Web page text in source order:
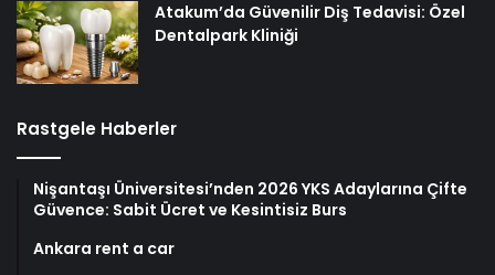
Atakum’da Güvenilir Diş Tedavisi: Özel
Dentalpark Kliniği
Rastgele Haberler
Nişantaşı Üniversitesi’nden 2026 YKS Adaylarına Çifte
Güvence: Sabit Ücret ve Kesintisiz Burs
Ankara rent a car